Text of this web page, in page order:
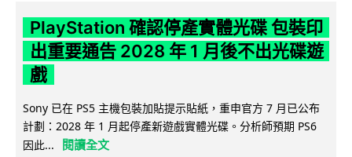
PlayStation 確認停產實體光碟 包裝印
出重要通告 2028 年 1 月後不出光碟遊
戲
Sony 已在 PS5 主機包裝加貼提示貼紙，重申官方 7 月已公布
計劃：2028 年 1 月起停產新遊戲實體光碟。分析師預期 PS6
因此...
閱讀全文